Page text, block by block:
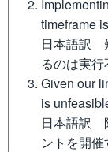
timeframe
日本語訳
るのは実行
Given our
is
日本語訳
ントを開催